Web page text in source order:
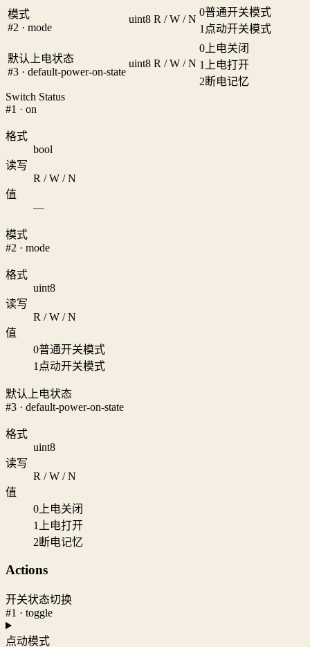
模式
#2 · mode
uint8 R / W / N
0普通开关模式
1 点动开关模式
默认上电状态
#3 · default-power-on-state
uint8 R / W / N
0 上电关闭
1
上电打开
2断电记忆
Switch Status
#1 · on
格式
bool
读写
R / W / N
值
—
模式
#2 · mode
格式
uint8
读写
R / W / N
值
0普通开关模式
1 点动开关模式
默认上电状态
#3 · default-power-on-state
格式
uint8
读写
R / W / N
值
0 上电关闭
1
上电打开
2断电记忆
Actions
开关状态切换
#1 · toggle
点动模式